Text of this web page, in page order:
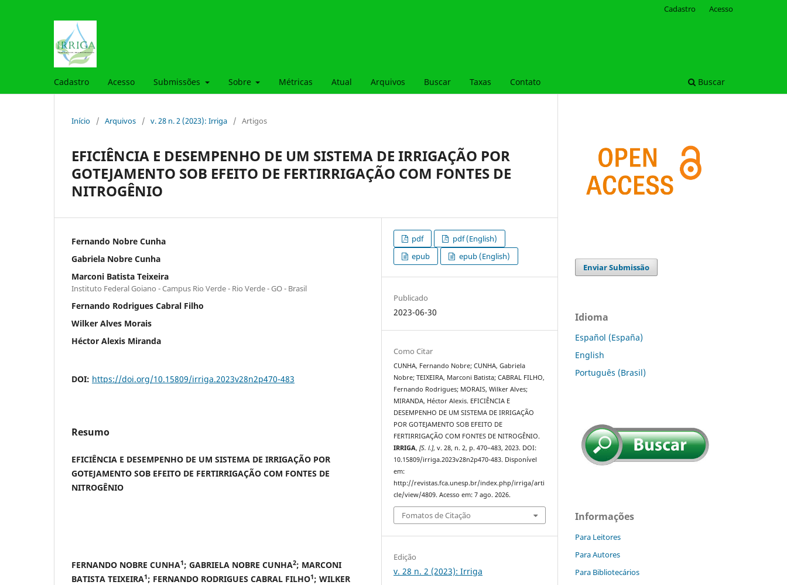
Cadastro Acesso Submissões Sobre Métricas Atual Arquivos Buscar Taxas Contato Buscar
Cadastro Acesso
Início / Arquivos / v. 28 n. 2 (2023): Irriga / Artigos
EFICIÊNCIA E DESEMPENHO DE UM SISTEMA DE IRRIGAÇÃO POR
GOTEJAMENTO SOB EFEITO DE FERTIRRIGAÇÃO COM FONTES DE
NITROGÊNIO
Fernando Nobre Cunha
Gabriela Nobre Cunha
Marconi Batista Teixeira
Instituto Federal Goiano - Campus Rio Verde - Rio Verde - GO - Brasil
Fernando Rodrigues Cabral Filho
Wilker Alves Morais
Héctor Alexis Miranda
DOI: https://doi.org/10.15809/irriga.2023v28n2p470-483
Resumo
EFICIÊNCIA E DESEMPENHO DE UM SISTEMA DE IRRIGAÇÃO POR
GOTEJAMENTO SOB EFEITO DE FERTIRRIGAÇÃO COM FONTES DE
NITROGÊNIO
FERNANDO NOBRE CUNHA1; GABRIELA NOBRE CUNHA2; MARCONI
BATISTA TEIXEIRA1; FERNANDO RODRIGUES CABRAL FILHO1; WILKER
pdf
pdf (English)
epub
epub (English)
Publicado
2023-06-30
Como Citar
CUNHA, Fernando Nobre; CUNHA, Gabriela
Nobre; TEIXEIRA, Marconi Batista; CABRAL FILHO,
Fernando Rodrigues; MORAIS, Wilker Alves;
MIRANDA, Héctor Alexis. EFICIÊNCIA E
DESEMPENHO DE UM SISTEMA DE IRRIGAÇÃO
POR GOTEJAMENTO SOB EFEITO DE
FERTIRRIGAÇÃO COM FONTES DE NITROGÊNIO.
IRRIGA,[S. l.], v. 28, n. 2, p. 470–483, 2023. DOI:
10.15809/irriga.2023v28n2p470-483. Disponível
em:
http://revistas.fca.unesp.br/index.php/irriga/arti
cle/view/4809. Acesso em: 7 ago. 2026.
Fomatos de Citação
Edição
v. 28 n. 2 (2023): Irriga
Enviar Submissão
Idioma
Español (España)
English
Português (Brasil)
Informações
Para Leitores
Para Autores
Para Bibliotecários